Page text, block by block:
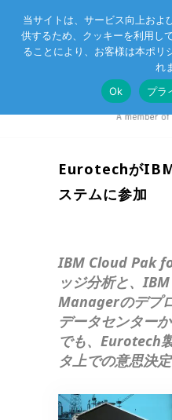
Eurotechグループ お
Eurotechが
ステムに参加
IBM Cloud Pak
ッジ分析と、
Managerのデプロ
データセンター
でも、Eurotech
タ上での意思決
当サイトは、サービス向上およ
供するため、クッキーを利用し
ることにより、お客様は本ポリ
れ
Ok
プラ